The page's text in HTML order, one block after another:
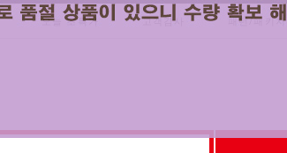
오늘 초특가 고객감사 패턴/패키지